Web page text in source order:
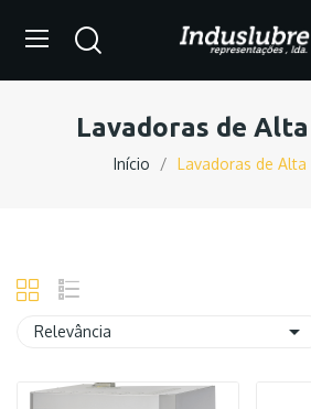
Lavadoras de
Início Lavadoras de Alta
Relevância 